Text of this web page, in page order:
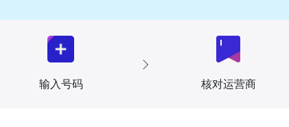
输入号码 核对运营商